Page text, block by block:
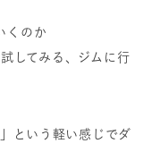
くのか
してみる、ジムに行
という軽い感じでダ